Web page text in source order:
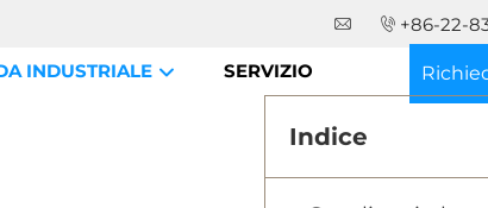
+86-22-
INDUSTRIALE SERVIZIO
Indice